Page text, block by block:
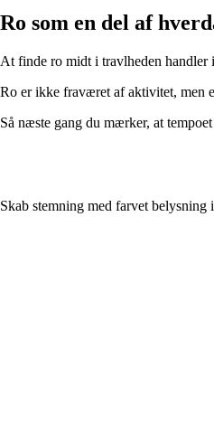
Ro som en del af
At finde ro midt i travlheden handler
Ro er ikke fraværet af aktivitet, men
Så næste gang du mærker, at
Skab stemning med farvet